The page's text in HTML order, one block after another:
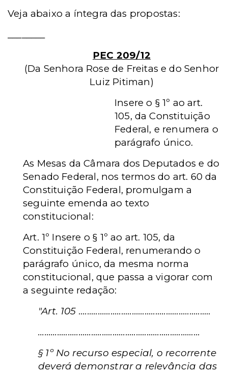
Veja abaixo a íntegra das propostas:
PEC 209/12
(Da Senhora Rose de Freitas e do Senhor
Luiz Pitiman)
Insere o § 1º ao art.
105, da Constituição
Federal, e renumera o
parágrafo único.
As Mesas da Câmara dos Deputados e do
Senado Federal, nos termos do art. 60 da
Constituição Federal, promulgam a
seguinte emenda ao texto
constitucional:
Art. 1º Insere o § 1º ao art. 105, da
Constituição Federal, renumerando o
parágrafo único, da mesma norma
constitucional, que passa a vigorar com
a seguinte redação:
"Art. 105 ..............................................................
............................................................................
§ 1º No recurso especial, o recorrente
deverá demonstrar a relevância das